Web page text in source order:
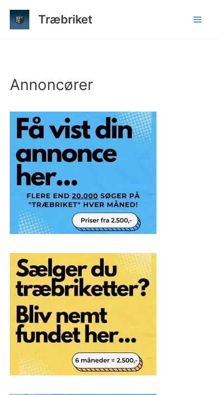
Træbriket
Annoncører